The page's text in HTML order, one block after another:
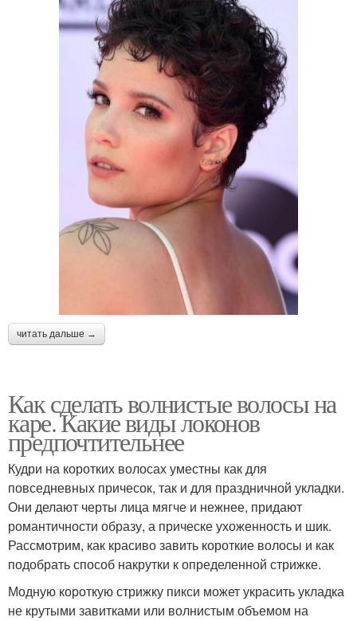
читать дальше →
Как сделать волнистые волосы на
каре. Какие виды локонов
предпочтительнее
Кудри на коротких волосах уместны как для
повседневных причесок, так и для праздничной укладки.
Они делают черты лица мягче и нежнее, придают
романтичности образу, а прическе ухоженность и шик.
Рассмотрим, как красиво завить короткие волосы и как
подобрать способ накрутки к определенной стрижке.
Модную короткую стрижку пикси может украсить укладка
не крутыми завитками или волнистым объемом на